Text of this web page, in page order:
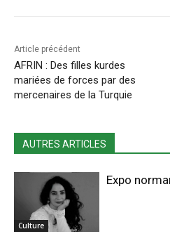
Article précédent
AFRIN : Des filles kurdes
mariées de forces par des
mercenaires de la Turquie
AUTRES ARTICLES
Culture
Expo